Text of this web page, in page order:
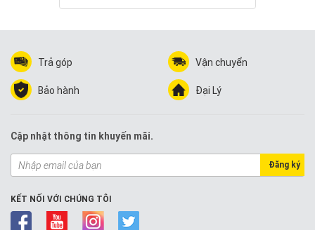
Trả góp Vận chuyển
Bảo hành Đại Lý
Cập nhật thông tin khuyến mãi.
Đăng ký
KẾT NỐI VỚI CHÚNG TÔI